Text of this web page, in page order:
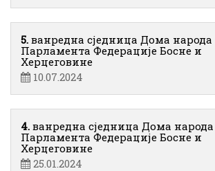
5. ванредна сједница Дома народа
Парламента Федерације Босне и
Херцеговине
10.07.2024
4. ванредна сједница Дома народа
Парламента Федерације Босне и
Херцеговине
25.01.2024